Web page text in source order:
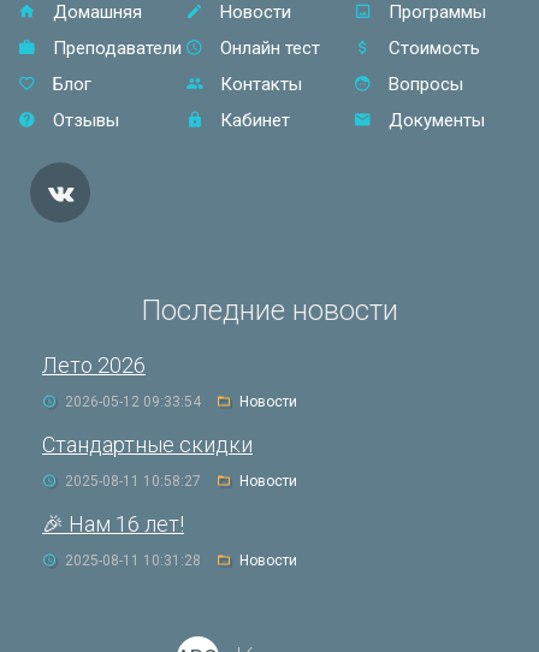
Домашняя Новости
Программы
Преподаватели
Онлайн тест
Стоимость
Блог
Контакты
Вопросы
Отзывы
Кабинет Документы
Последние новости
Лето 2026
2026-05-12 09:33:54 Новости
Стандартные скидки
2025-08-11 10:58:27 Новости
🎉 Нам 16 лет!
2025-08-11 10:31:28 Новости